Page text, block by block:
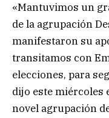
«Mantuvimos un
de la agrupación
manifestaron su
transitamos con
elecciones, para
dijo este miércoles
novel agrupación